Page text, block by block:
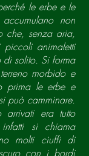
le erbe e le
non
che, senza aria,
animaletti
solito. Si forma
morbido e
prima le erbe e
può camminare.
era tutto
si chiama
molti ciuffi di
con i bordi